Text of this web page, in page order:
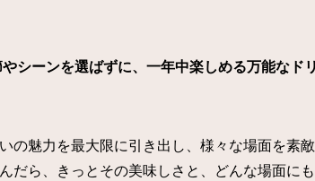
シーンを選ばずに、一年中楽しめる万能なド
の魅力を最大限に引き出し、様々な場面を素
だら、きっとその美味しさと、どんな場面に